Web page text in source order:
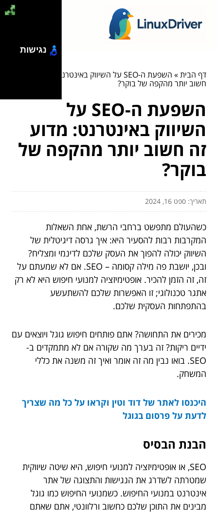
דף הבית»
השפעת ה-SEO על השיווק באינטרנט: מדוע זה
חשוב יותר מהקפה של בוקר?
השפעת ה-SEO על
השיווק באינטרנט: מדוע
זה חשוב יותר מהקפה של
בוקר?
תאריך: ספט 16, 2024
כשהעולם מתפשט ברחבי הרשת, אחת השאלות
המקרבות רבות להסעיר היא: איך גרסה דיגיטלית של
השיווק יכולה להפוך את העסק שלכם לדינמי ומצליח?
ובכן, יושבת פה מילה קסומה – SEO. אם לא שמעתם על
זה, זה הזמן להכיר. אופטימיזציה למנועי חיפוש היא לא רק
אתגר טכנולוגי; זו האפשרות שלכם להשתעשע
בהתפתחות העסקית שלכם.
מכירים את התחושה? אתם פותחים חיפוש גוגל ויוצאים עם
ידיים ריקות? זה בערך מה שקורה אם לא מתמקדים ב-
SEO. בואו נבין מה זה אומר ואיך זה משנה את כללי
המשחק.
היכנסו לאתר של דוד וטין וקראו על כל מה שצריך
לדעת על פרסום בגוגל
הבנת הבסיס
SEO, או אופטימיזציה למנועי חיפוש, היא שיטה שיווקית
שמטרתה לשדרג את הנגישות והתצוגה של אתר
אינטרנט במנועי החיפוש. כשמנועי החיפוש כמו גוגל
מבינים את התוכן שלכם כחשוב ורלוונטי, אתם שאתם
נגישות